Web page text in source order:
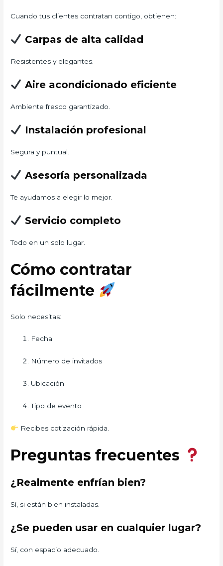
Cuando tus clientes contratan contigo, obtienen:
Carpas de alta calidad
Resistentes y elegantes.
Aire acondicionado eficiente
Ambiente fresco garantizado.
Instalación profesional
Segura y puntual.
Asesoría personalizada
Te ayudamos a elegir lo mejor.
Servicio completo
Todo en un solo lugar.
Cómo contratar
fácilmente
Solo necesitas:
Fecha
Número de invitados
Ubicación
Tipo de evento
Recibes cotización rápida.
Preguntas frecuentes
¿Realmente enfrían bien?
Sí, si están bien instaladas.
¿Se pueden usar en cualquier lugar?
Sí, con espacio adecuado.